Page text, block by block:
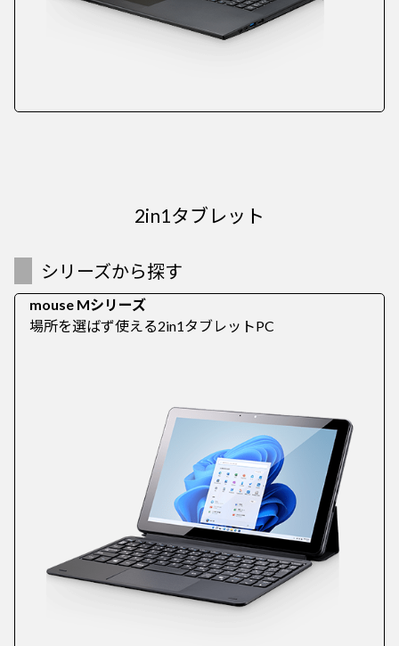
2in1タブレット
シリーズから探す
mouse Mシリーズ
場所を選ばず使える2in1タブレットPC